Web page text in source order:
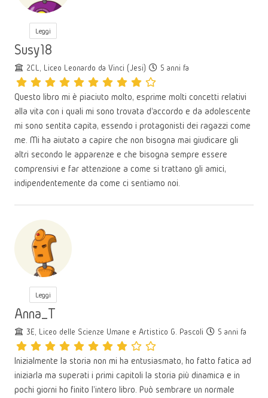
Leggi
Susy18
2CL, Liceo Leonardo da Vinci (Jesi) 5 anni fa
Questo libro mi è piaciuto molto, esprime molti concetti relativi
alla vita con i quali mi sono trovata d'accordo e da adolescente
mi sono sentita capita, essendo i protagonisti dei ragazzi come
me. Mi ha aiutato a capire che non bisogna mai giudicare gli
altri secondo le apparenze e che bisogna sempre essere
comprensivi e far attenzione a come si trattano gli amici,
indipendentemente da come ci sentiamo noi.
Leggi
Anna_T
3E, Liceo delle Scienze Umane e Artistico G. Pascoli 5 anni fa
Inizialmente la storia non mi ha entusiasmato, ho fatto fatica ad
iniziarla ma superati i primi capitoli la storia più dinamica e in
pochi giorni ho finito l'intero libro. Può sembrare un normale